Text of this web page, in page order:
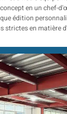
en un chef-
édition
strictes en matière